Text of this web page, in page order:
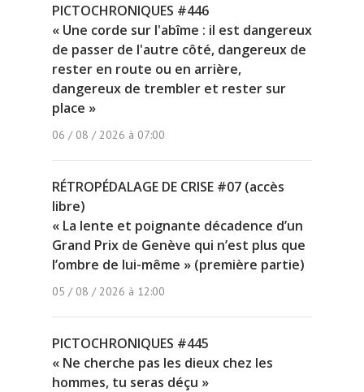
PICTOCHRONIQUES #446
« Une corde sur l'abîme : il est dangereux
de passer de l'autre côté, dangereux de
rester en route ou en arrière,
dangereux de trembler et rester sur
place »
06 / 08 / 2026 à 07:00
RÉTROPÉDALAGE DE CRISE #07 (accès
libre)
« La lente et poignante décadence d’un
Grand Prix de Genève qui n’est plus que
l’ombre de lui-même » (première partie)
05 / 08 / 2026 à 12:00
PICTOCHRONIQUES #445
« Ne cherche pas les dieux chez les
hommes, tu seras déçu »